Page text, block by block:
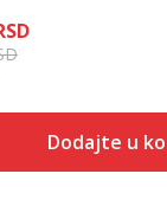
Dodajte u